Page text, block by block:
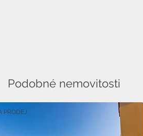
PRODEJ
Podobné nemovitosti